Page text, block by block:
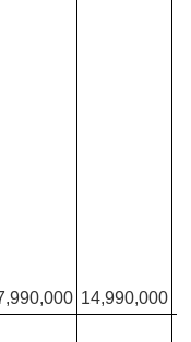
14,990,000